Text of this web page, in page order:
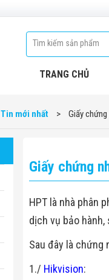
TRANG CHỦ
Tin mới nhất > Giấy
Giấy chứng
HPT là nhà phân
dịch vụ bảo hành,
Sau đây là chứng
1./ Hikvision: